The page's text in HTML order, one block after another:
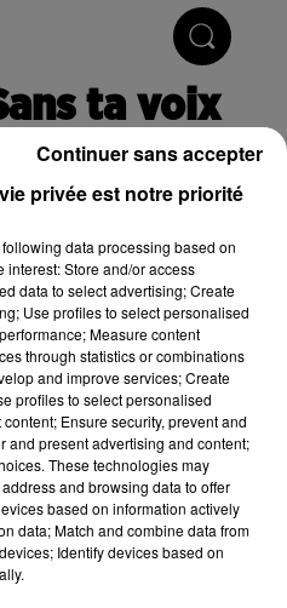
ta voix
compte-tenu du refus du
avez exprimé. Si vous
nous donner votre accord
bouton ci-dessous.
l'élément
privée est notre priorité
data processing based on
Store and/or access
data to select advertising; Create
Use profiles to select personalised
Measure content
through statistics or combinations
and improve services; Create
profiles to select personalised
Ensure security, prevent and
and present advertising and content;
These technologies may
and browsing data to offer
based on information actively
data; Match and combine data from
Identify devices based on
Continuer sans accepter